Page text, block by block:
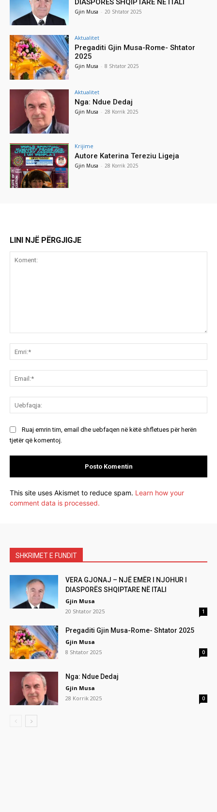
DIASPORËS SHQIPTARE NË ITALI
Gjin Musa - 20 Shtator 2025
Aktualitet
Pregaditi Gjin Musa-Rome- Shtator
2025
Gjin Musa - 8 Shtator 2025
Aktualitet
Nga: Ndue Dedaj
Gjin Musa - 28 Korrik 2025
Krijime
Autore Katerina Tereziu Ligeja
Gjin Musa - 28 Korrik 2025
LINI NJË PËRGJIGJE
Ruaj emrin tim, email dhe uebfaqen në këtë shfletues për herën
tjetër që komentoj.
This site uses Akismet to reduce spam. Learn how your
comment data is processed.
SHKRIMET E FUNDIT
VERA GJONAJ – NJË EMËR I NJOHUR I
DIASPORËS SHQIPTARE NË ITALI
Gjin Musa
20 Shtator 2025
1
Pregaditi Gjin Musa-Rome- Shtator 2025
Gjin Musa
8 Shtator 2025
0
Nga: Ndue Dedaj
Gjin Musa
28 Korrik 2025
0